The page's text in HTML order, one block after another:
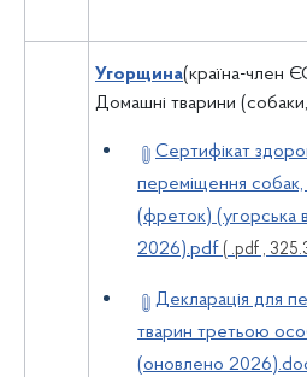
Угорщина(країна-член
Домашні тварини
Сертифікат
переміщення собак,
(фреток) (угорська
2026).pdf ( .pdf ,
Декларація для
тварин третьою
(оновлено